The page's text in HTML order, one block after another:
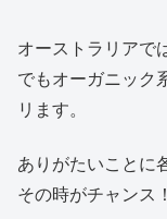
オーストラリアで
でもオーガニック
リます。
ありがたいことに
その時がチャンス！